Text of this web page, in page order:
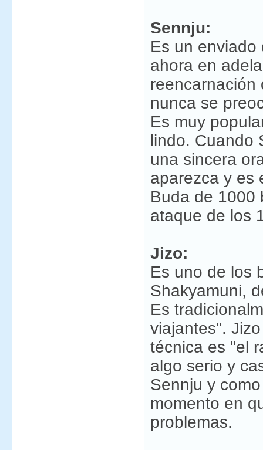
Sennju:
Es un enviado
ahora en
reencarnación
nunca se
Es muy
lindo. Cuando
una sincera
aparezca y es
Buda de 1000
ataque de los
Jizo:
Es uno de los
Shakyamuni,
Es
viajantes".
técnica es "el
algo serio y
Sennju y
momento en
problemas.